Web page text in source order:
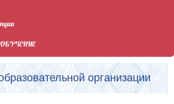
организации